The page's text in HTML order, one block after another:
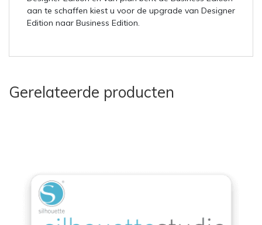
aan te schaffen kiest u voor de upgrade van Designer
Edition naar Business Edition.
Gerelateerde producten